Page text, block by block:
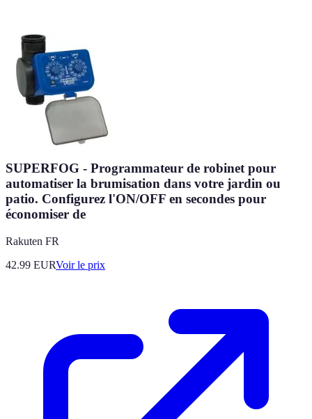
SUPERFOG - Programmateur de robinet pour
automatiser la brumisation dans votre jardin ou
patio. Configurez l'ON/OFF en secondes pour
économiser de
Rakuten FR
42.99 EURVoir le prix